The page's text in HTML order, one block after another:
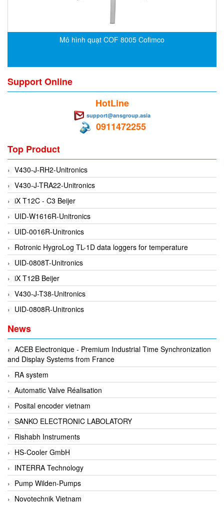
cs-instruments
Cygnus
Cypet Vietnam
Danfoss
Datalogic Vietnam
Datexel
Debron VietNam
DEIF
Delmhorst VietNam
DELTA
Delta Ohm
Delta sensor
Delta-mobrey
DEMA Engineering/ Foam- IT
DESAX
DET-TRONICS
Deublin
Diakont
Dias Infrared
DINA Elektronik
Dinel
Di-Soric
Di-Soric
Dixon Valve
Doctor Led Vietnam
DOLD - Autho ANS
Dold Vietnam
Mô hình quạt COF 8005 Cofimco
Support Online
HotLine
support@ansgroup.asia
0911472255
Top Product
V430-J-RH2-Unitronics
V430-J-TRA22-Unitronics
iX T12C - C3 Beijer
UID-W1616R-Unitronics
UID-0016R-Unitronics
Rotronic HygroLog TL-1D data loggers for temperature
UID-0808T-Unitronics
iX T12B Beijer
V430-J-T38-Unitronics
UID-0808R-Unitronics
News
ACEB Electronique - Premium Industrial Time Synchronization
and Display Systems from France
RA system
Automatic Valve Réalisation
Posital encoder vietnam
SANKO ELECTRONIC LABOLATORY
Rishabh Instruments
HS-Cooler GmbH
INTERRA Technology
Pump Wilden-Pumps
Novotechnik Vietnam